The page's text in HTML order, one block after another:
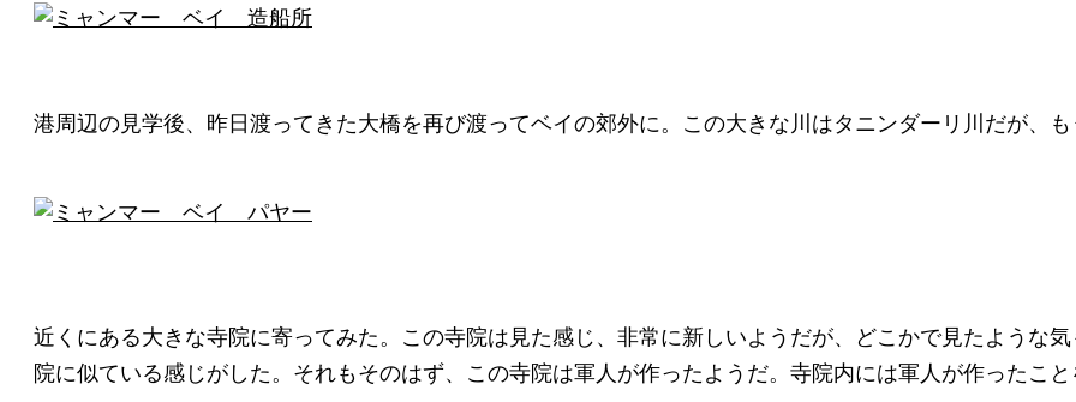
港周辺の見学後、昨日渡ってきた大橋を再び渡ってベイの郊外に。この大きな川はタニンダーリ川だが、
近くにある大きな寺院に寄ってみた。この寺院は見た感じ、非常に新しいようだが、どこかで見たような
院に似ている感じがした。それもそのはず、この寺院は軍人が作ったようだ。寺院内には軍人が作ったこ